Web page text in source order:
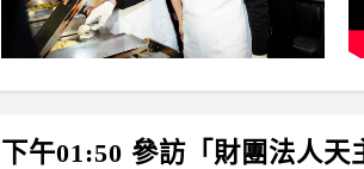
下午01:50 參訪「財團法人